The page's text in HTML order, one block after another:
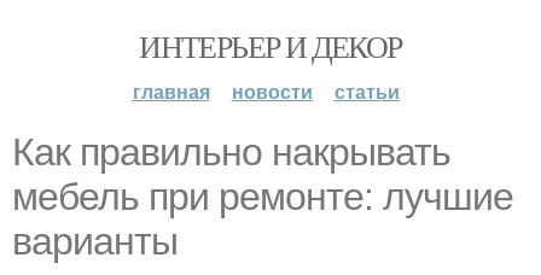
ИНТЕРЬЕР И ДЕКОР
главная новости статьи
Как правильно накрывать
мебель при ремонте: лучшие
варианты